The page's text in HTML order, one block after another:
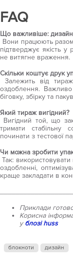
FAQ
Що важливіше: дизайн
Вони працюють
підтверджує якість
не витягне враження.
Скільки коштує друк
Залежить від
оздоблення.
біговку, збірку та
Який тираж вигідний?
Вигідний той, що
тримати стабільну
починати з тестової
Чи можна зробити
Так:
оздобленні,
краще закладати в
Приклади
Корисна
ублозі huss
блокноти дизайн